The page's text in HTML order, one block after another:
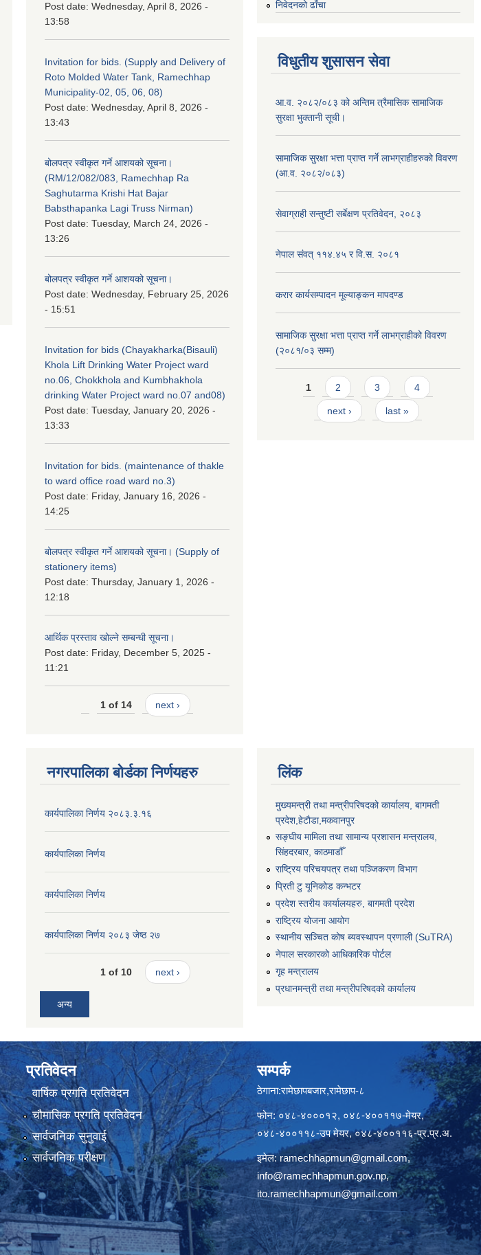
Post date: Wednesday, April 8, 2026 -
13:58
Invitation for bids. (Supply and Delivery of
Roto Molded Water Tank, Ramechhap
Municipality-02, 05, 06, 08)
Post date: Wednesday, April 8, 2026 -
13:43
बोलपत्र स्वीकृत गर्ने आशयको सूचना।
(RM/12/082/083, Ramechhap Ra
Saghutarma Krishi Hat Bajar
Babsthapanka Lagi Truss Nirman)
Post date: Tuesday, March 24, 2026 -
13:26
बोलपत्र स्वीकृत गर्ने आशयको सूचना।
Post date: Wednesday, February 25, 2026
- 15:51
Invitation for bids (Chayakharka(Bisauli)
Khola Lift Drinking Water Project ward
no.06, Chokkhola and Kumbhakhola
drinking Water Project ward no.07 and08)
Post date: Tuesday, January 20, 2026 -
13:33
Invitation for bids. (maintenance of thakle
to ward office road ward no.3)
Post date: Friday, January 16, 2026 -
14:25
बोलपत्र स्वीकृत गर्ने आशयको सूचना। (Supply of
stationery items)
Post date: Thursday, January 1, 2026 -
12:18
आर्थिक प्रस्ताव खोल्ने सम्बन्धी सूचना।
Post date: Friday, December 5, 2025 -
11:21
1 of 14 next ›
निवेदनको ढाँचा
विधुतीय शुसासन सेवा
आ.व. २०८२/०८३ को अन्तिम त्रैमासिक सामाजिक
सुरक्षा भुक्तानी सूची।
सामाजिक सुरक्षा भत्ता प्राप्त गर्ने लाभग्राहीहरुको विवरण
(आ.व. २०८२/०८३)
सेवाग्राही सन्तुष्टी सर्बेक्षण प्रतिवेदन, २०८३
नेपाल संवत् ११४.४५ र वि.स. २०८१
करार कार्यसम्पादन मूल्याङ्कन मापदण्ड
सामाजिक सुरक्षा भत्ता प्राप्त गर्ने लाभग्राहीको विवरण
(२०८१/०३ सम्म)
Pages
1 2 3 4
next › last »
नगरपालिका बोर्डका निर्णयहरु
कार्यपालिका निर्णय २०८३.३.१६
कार्यपालिका निर्णय
कार्यपालिका निर्णय
कार्यपालिका निर्णय २०८३ जेष्ठ २७
1 of 10 next ›
अन्य
लिंक
मुख्यमन्त्री तथा मन्त्रीपरिषदको कार्यालय, बागमती
प्रदेश,हेटाैडा,मकवानपुर
सङ्‍घीय मामिला तथा सामान्य प्रशासन मन्त्रालय,
सिंहदरबार, काठमाडौँ
राष्ट्रिय परिचयपत्र तथा पञ्जिकरण विभाग
प्रिती टु यूनिकोड कन्भटर
प्रदेश स्तरीय कार्यालयहरु, बागमती प्रदेश
राष्ट्रिय योजना आयोग
स्थानीय सञ्चित कोष ब्यवस्थापन प्रणाली (SuTRA)
नेपाल सरकारको आधिकारिक पोर्टल
गृह मन्त्रालय
प्रधानमन्त्री तथा मन्त्रीपरिषदको कार्यालय
प्रतिवेदन
वार्षिक प्रगति प्रतिवेदन
चौमासिक प्रगति प्रतिवेदन
सार्वजनिक सुनुवाई
सार्वजनिक परीक्षण
सम्पर्क
ठेगाना:रामेछापबजार,रामेछाप-८
फोन: ०४८-४०००१२, ०४८-४००११७-मेयर,
०४८-४००११८-उप मेयर, ०४८-४००११६-प्र.प्र.अ.
इमेल:ramechhapmun@gmail.com,
info@ramechhapmun.gov.np,
ito.ramechhapmun@gmail.com